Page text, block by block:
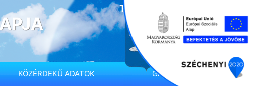
KÖZÉRDEKŰ ADATOK GALÉRIA